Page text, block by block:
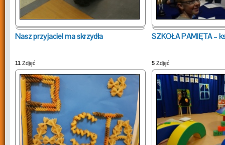
Nasz przyjaciel ma skrzydła
11 Zdjęć
SZKOŁA PAMIĘTA –
5 Zdjęć